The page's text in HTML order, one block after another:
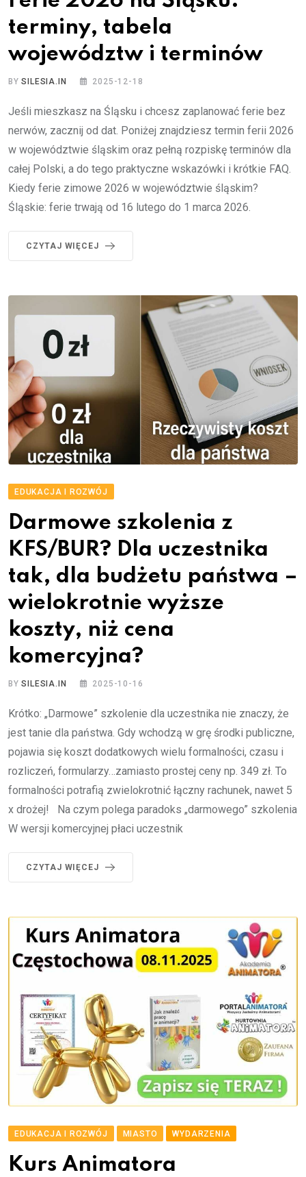
terminy, tabela
województw i terminów
BYSILESIA.IN 2025-12-18
Jeśli mieszkasz na Śląsku i chcesz zaplanować ferie bez
nerwów, zacznij od dat. Poniżej znajdziesz termin ferii 2026
w województwie śląskim oraz pełną rozpiskę terminów dla
całej Polski, a do tego praktyczne wskazówki i krótkie FAQ.
Kiedy ferie zimowe 2026 w województwie śląskim?
Śląskie: ferie trwają od 16 lutego do 1 marca 2026.
CZYTAJ WIĘCEJ
EDUKACJA I ROZWÓJ
Darmowe szkolenia z
KFS/BUR? Dla uczestnika
tak, dla budżetu państwa –
wielokrotnie wyższe
koszty, niż cena
komercyjna?
BYSILESIA.IN 2025-10-16
Krótko: „Darmowe” szkolenie dla uczestnika nie znaczy, że
jest tanie dla państwa. Gdy wchodzą w grę środki publiczne,
pojawia się koszt dodatkowych wielu formalności, czasu i
rozliczeń, formularzy…zamiasto prostej ceny np. 349 zł. To
formalności potrafią zwielokrotnić łączny rachunek, nawet 5
x drożej! Na czym polega paradoks „darmowego” szkolenia
W wersji komercyjnej płaci uczestnik
CZYTAJ WIĘCEJ
EDUKACJA I ROZWÓJ MIASTO WYDARZENIA
Kurs Animatora